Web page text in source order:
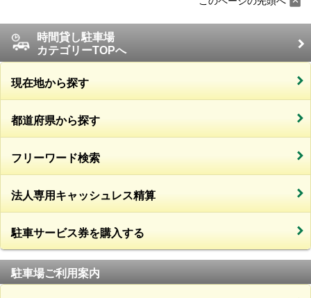
時間貸し駐車場
カテゴリーTOPへ
現在地から探す
都道府県から探す
フリーワード検索
法人専用キャッシュレス精算
駐車サービス券を購入する
駐車場ご利用案内